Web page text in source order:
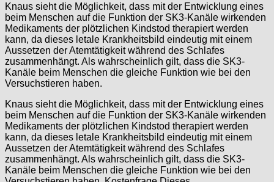
Knaus sieht die Möglichkeit, dass mit der Entwicklung eines
beim Menschen auf die Funktion der SK3-Kanäle wirkenden
Medikaments der plötzlichen Kindstod therapiert werden
kann, da dieses letale Krankheitsbild eindeutig mit einem
Aussetzen der Atemtätigkeit während des Schlafes
zusammenhängt. Als wahrscheinlich gilt, dass die SK3-
Kanäle beim Menschen die gleiche Funktion wie bei den
Versuchstieren haben.
Knaus sieht die Möglichkeit, dass mit der Entwicklung eines
beim Menschen auf die Funktion der SK3-Kanäle wirkenden
Medikaments der plötzlichen Kindstod therapiert werden
kann, da dieses letale Krankheitsbild eindeutig mit einem
Aussetzen der Atemtätigkeit während des Schlafes
zusammenhängt. Als wahrscheinlich gilt, dass die SK3-
Kanäle beim Menschen die gleiche Funktion wie bei den